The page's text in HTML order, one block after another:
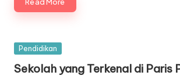
Posted
Pendidikan
Sekolah yang Terkenal di Paris